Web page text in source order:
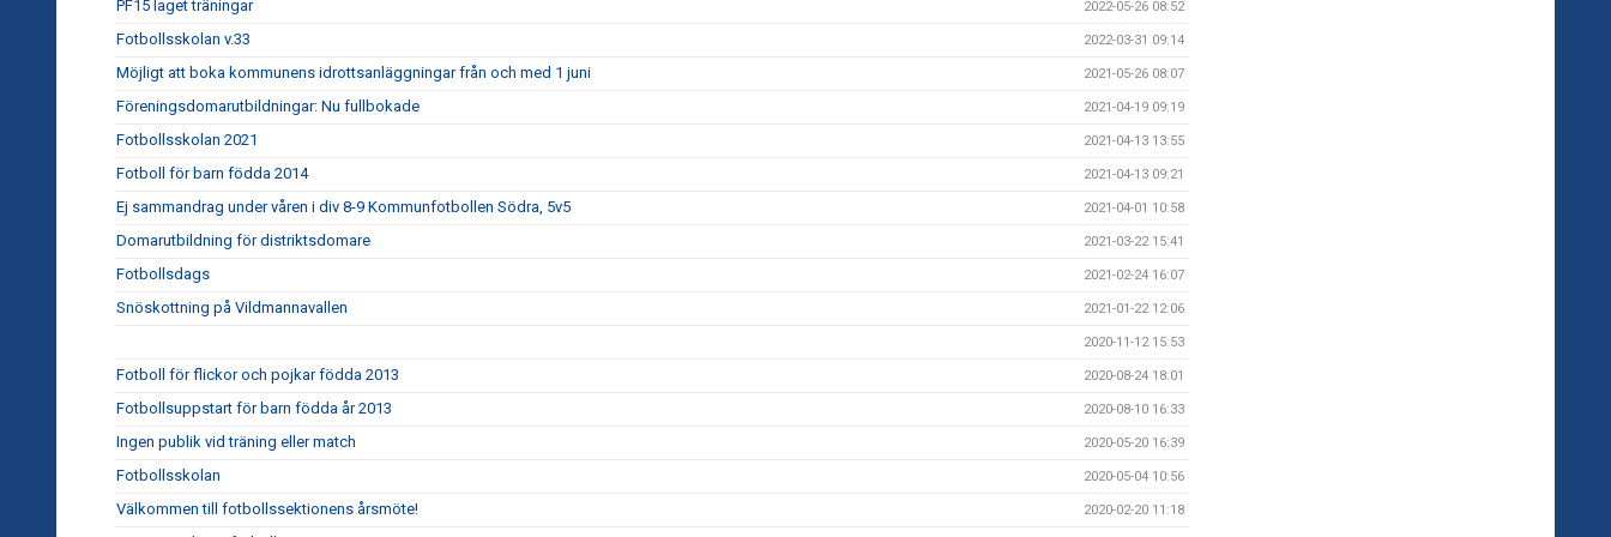
PF15 laget träningar 2022-05-26 08:52
Fotbollsskolan v.33 2022-03-31 09:14
Möjligt att boka kommunens idrottsanläggningar från och med 1 juni 2021-05-26 08:07
Föreningsdomarutbildningar: Nu fullbokade 2021-04-19 09:19
Fotbollsskolan 2021 2021-04-13 13:55
Fotboll för barn födda 2014 2021-04-13 09:21
Ej sammandrag under våren i div 8-9 Kommunfotbollen Södra, 5v5 2021-04-01 10:58
Domarutbildning för distriktsdomare 2021-03-22 15:41
Fotbollsdags 2021-02-24 16:07
Snöskottning på Vildmannavallen 2021-01-22 12:06
2020-11-12 15:53
Fotboll för flickor och pojkar födda 2013 2020-08-24 18:01
Fotbollsuppstart för barn födda år 2013 2020-08-10 16:33
Ingen publik vid träning eller match 2020-05-20 16:39
Fotbollsskolan 2020-05-04 10:56
Välkommen till fotbollssektionens årsmöte! 2020-02-20 11:18